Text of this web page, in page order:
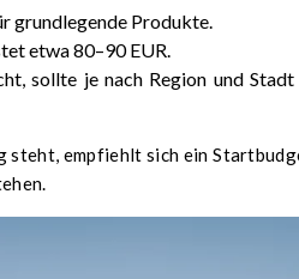
grundlegende Produkte.
etwa 80–90 EUR.
sollte je nach Region und
empfiehlt sich ein